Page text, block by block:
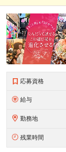
応募資格
給与
勤務地
残業時間